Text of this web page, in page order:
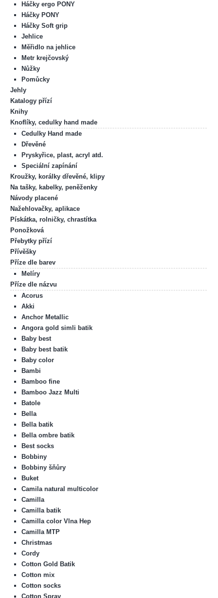
Háčky ergo PONY
Háčky PONY
Háčky Soft grip
Jehlice
Měřidlo na jehlice
Metr krejčovský
Nůžky
Pomůcky
Jehly
Katalogy přízí
Knihy
Knoflíky, cedulky hand made
Cedulky Hand made
Dřevěné
Pryskyřice, plast, acryl atd.
Speciální zapínání
Kroužky, korálky dřevěné, klipy
Na tašky, kabelky, peněženky
Návody placené
Nažehlovačky, aplikace
Pískátka, rolničky, chrastítka
Ponožková
Přebytky přízí
Přívěšky
Příze dle barev
Melíry
Příze dle názvu
Acorus
Akki
Anchor Metallic
Angora gold simli batik
Baby best
Baby best batik
Baby color
Bambi
Bamboo fine
Bamboo Jazz Multi
Batole
Bella
Bella batik
Bella ombre batik
Best socks
Bobbiny
Bobbiny šňůry
Buket
Camila natural multicolor
Camilla
Camilla batik
Camilla color Vlna Hep
Camilla MTP
Christmas
Cordy
Cotton Gold Batik
Cotton mix
Cotton socks
Cotton Spray